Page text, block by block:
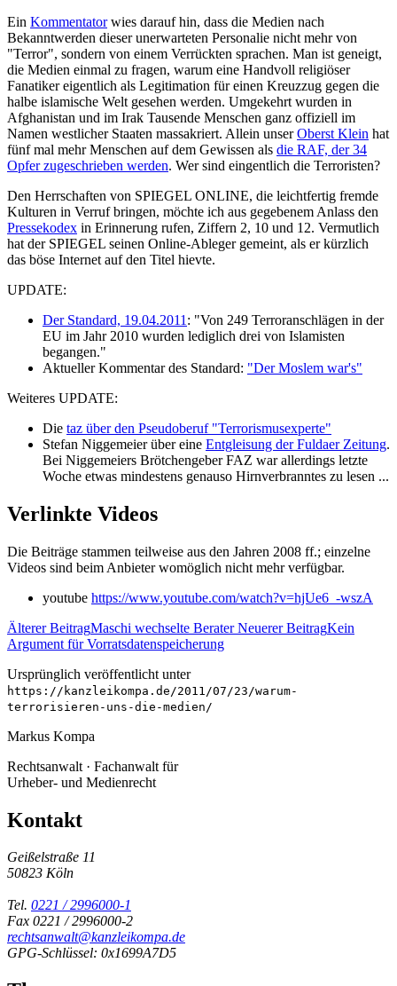
Ein Kommentatorwies darauf hin, dass die Medien nach
Bekanntwerden dieser unerwarteten Personalie nicht mehr von
"Terror", sondern von einem Verrückten sprachen. Man ist geneigt,
die Medien einmal zu fragen, warum eine Handvoll religiöser
Fanatiker eigentlich als Legitimation für einen Kreuzzug gegen die
halbe islamische Welt gesehen werden. Umgekehrt wurden in
Afghanistan und im Irak Tausende Menschen ganz offiziell im
Namen westlicher Staaten massakriert. Allein unserOberst Klein hat
fünf mal mehr Menschen auf dem Gewissen als die RAF, der34
Opferzugeschrieben werden. Wer sind eingentlich die Terroristen?
Den Herrschaften von SPIEGEL ONLINE, die leichtfertig fremde
Kulturen in Verruf bringen, möchte ich aus gegebenem Anlass den
Pressekodex in Erinnerung rufen, Ziffern 2, 10 und 12. Vermutlich
hat der SPIEGEL seinen Online-Ableger gemeint, als er kürzlich
das böse Internet auf den Titel hievte.
UPDATE:
Der Standard, 19.04.2011 : "Von 249 Terroranschlägen in der
EU im Jahr 2010 wurden lediglich drei von Islamisten
begangen."
Aktueller Kommentar des Standard: "Der Moslem war's"
Weiteres UPDATE:
Die taz über den Pseudoberuf "Terrorismusexperte"
Stefan Niggemeier über eine Entgleisung der Fuldaer Zeitung.
Bei Niggemeiers Brötchengeber FAZ war allerdings letzte
Woche etwas mindestens genauso Hirnverbranntes zu lesen ...
Verlinkte Videos
Die Beiträge stammen teilweise aus den Jahren 2008 ff.; einzelne
Videos sind beim Anbieter womöglich nicht mehr verfügbar.
youtube https://www.youtube.com/watch?v=hjUe6_-wszA
Älterer BeitragMaschi wechselte BeraterNeuerer BeitragKein
Argument für Vorratsdatenspeicherung
Ursprünglich veröffentlicht unter
https://kanzleikompa.de/2011/07/23/warum-
terrorisieren-uns-die-medien/
Markus Kompa
Rechtsanwalt · Fachanwalt für
Urheber- und Medienrecht
Kontakt
Geißelstraße 11
50823 Köln
Tel. 0221 / 2996000-1
Fax 0221 / 2996000-2
rechtsanwalt@kanzleikompa.de
GPG-Schlüssel: 0x1699A7D5